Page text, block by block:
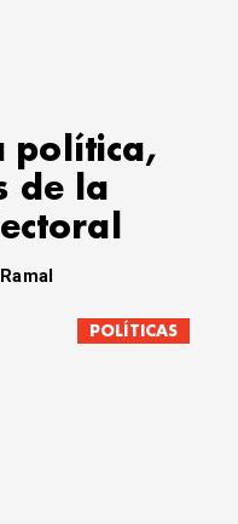
política,
de la
POLÍTICAS